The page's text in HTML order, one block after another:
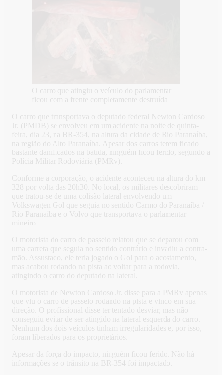
O carro que atingiu o veículo do parlamentar
ficou com a frente completamente destruída
O carro que transportava o deputado federal Newton Cardoso
Jr. (PMDB) se envolveu em um acidente na noite de quinta-
feira, dia 23, na BR-354, na altura da cidade de Rio Paranaíba,
na região do Alto Paranaíba. Apesar dos carros terem ficado
bastante danificados na batida, ninguém ficou ferido, segundo a
Polícia Militar Rodoviária (PMRv).
Conforme a corporação, o acidente aconteceu na altura do km
328 por volta das 20h30. No local, os militares descobriram
que tratou-se de uma colisão lateral envolvendo um
Volkswagen Gol que seguia no sentido Carmo do Paranaíba /
Rio Paranaíba e o Volvo que transportava o parlamentar
mineiro.
O motorista do carro de passeio relatou que se deparou com
uma carreta que seguia no sentido contrário e invadiu a contra-
mão. Assustado, ele teria jogado o Gol para o acostamento,
mas acabou rodando na pista ao voltar para a rodovia,
atingindo o carro do deputado na lateral.
O motorista de Newton Cardoso Jr. disse para a PMRv apenas
que viu o carro de passeio rodando na pista e vindo em sua
direção. O profissional disse ter tentado desviar, mas não
conseguiu evitar de ser atingido na lateral esquerda do carro.
Nenhum dos dois veículos tinham irregularidades e, por isso,
foram liberados para os proprietários.
Apesar da força do impacto, ninguém ficou ferido. Não há
informações se o trânsito na BR-354 foi impactado.